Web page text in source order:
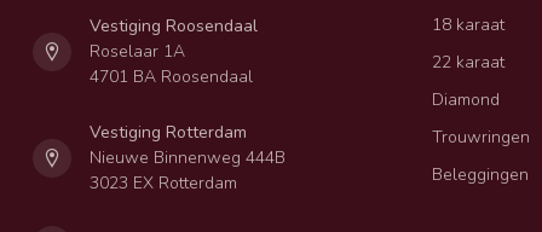
Vestiging Roosendaal
Roselaar 1A
4701 BA Roosendaal
Vestiging Rotterdam
Nieuwe Binnenweg 444B
3023 EX Rotterdam
18 karaat
22 karaat
Diamond
Trouwringen
Beleggingen